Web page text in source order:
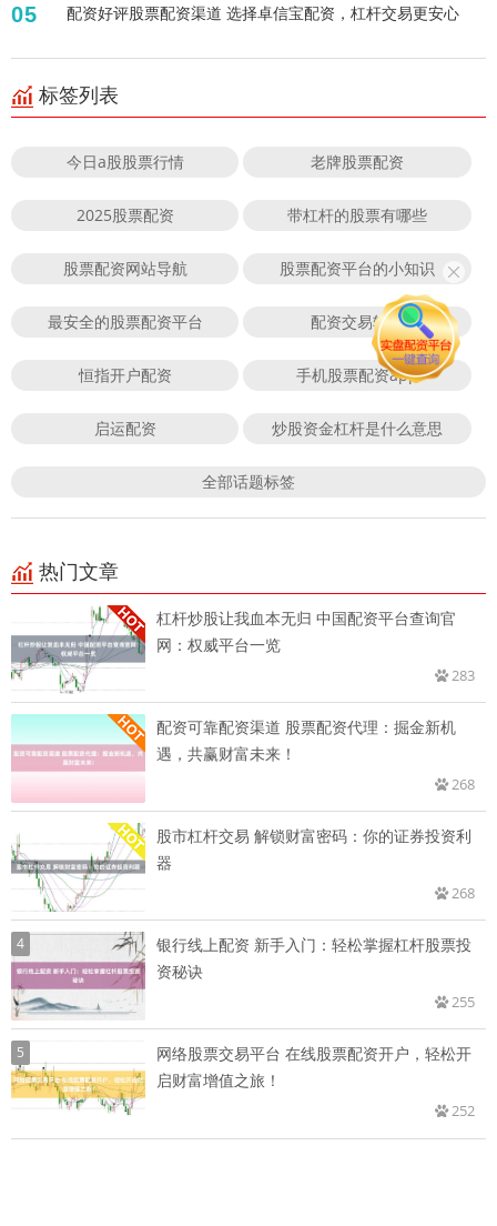
05 配资好评股票配资渠道 选择卓信宝配资，杠杆交易更安心
标签列表
今日a股股票行情 老牌股票配资
2025股票配资 带杠杆的股票有哪些
股票配资网站导航 股票配资平台的小知识
最安全的股票配资平台 配资交易软件
恒指开户配资 手机股票配资app
启运配资 炒股资金杠杆是什么意思
全部话题标签
热门文章
杠杆炒股让我血本无归 中国配资平台查询官
网：权威平台一览
283
配资可靠配资渠道 股票配资代理：掘金新机
遇，共赢财富未来！
268
股市杠杆交易 解锁财富密码：你的证券投资利
器
268
4
银行线上配资 新手入门：轻松掌握杠杆股票投
资秘诀
255
5
网络股票交易平台 在线股票配资开户，轻松开
启财富增值之旅！
252